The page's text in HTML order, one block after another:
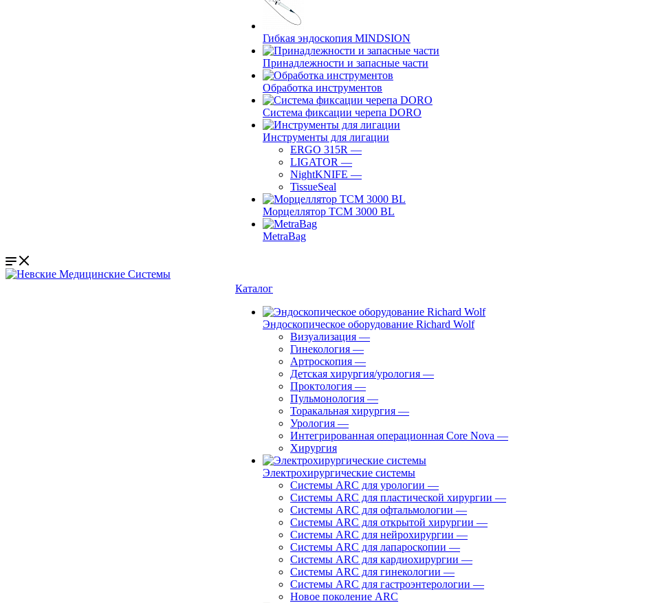
Гибкая эндоскопия MINDSION
Принадлежности и запасные части
Обработка инструментов
Система фиксации черепа DORO
Инструменты для лигации
ERGO 315R —
LIGATOR —
NightKNIFE —
TissueSeal
Морцеллятор ТСМ 3000 BL
MetraBag
Каталог
Эндоскопическое оборудование Richard Wolf
Визуализация —
Гинекология —
Артроскопия —
Детская хирургия/урология —
Проктология —
Пульмонология —
Торакальная хирургия —
Урология —
Интегрированная операционная Core Nova —
Хирургия
Электрохирургические системы
Системы ARC для урологии —
Системы ARC для пластической хирургии —
Системы ARC для офтальмологии —
Системы ARC для открытой хирургии —
Системы ARC для нейрохирургии —
Системы ARC для лапароскопии —
Системы ARC для кардиохирургии —
Системы ARC для гинекологии —
Системы ARC для гастроэнтерологии —
Новое поколение ARC